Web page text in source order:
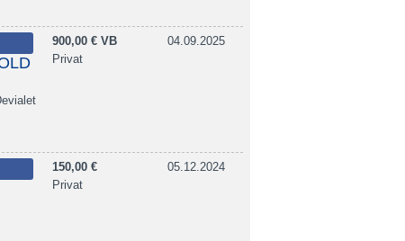
900,00 € VB
Privat
04.09.2025
150,00 €
Privat
05.12.2024